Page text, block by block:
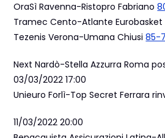
OraSì Ravenna-Ristopro Fabriano
Tramec Cento-Atlante
Tezenis Verona-Umana Chiusi85-
Next Nardò-Stella Azzurra Roma
03/03/2022 17:00
Unieuro Forlì-Top Secret Ferrara
11/03/2022 20:00